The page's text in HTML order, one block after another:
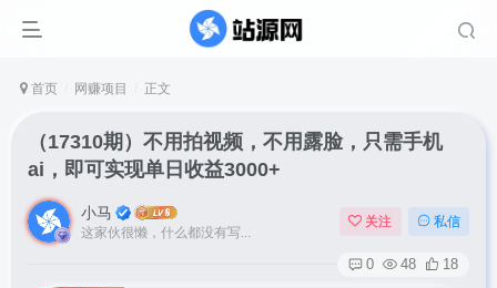
首页 网赚项目 正文
（17310期）不用拍视频，不用露脸，只需手机
ai，即可实现单日收益3000+
小马
这家伙很懒，什么都没有写...
关注 私信
0 48 18